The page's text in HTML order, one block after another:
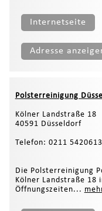
Internetseite
Adresse
Polsterreinigung
Kölner Landstraße 18
40591 Düsseldorf
Telefon: 0211
Die Polsterreinigung
Kölner Landstraße 18
Öffnungszeiten...